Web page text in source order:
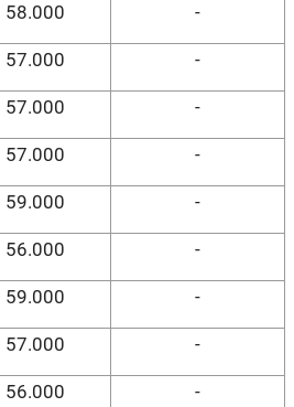
58.000 -
57.000 -
57.000 -
57.000 -
59.000 -
56.000 -
59.000 -
57.000 -
56.000 -